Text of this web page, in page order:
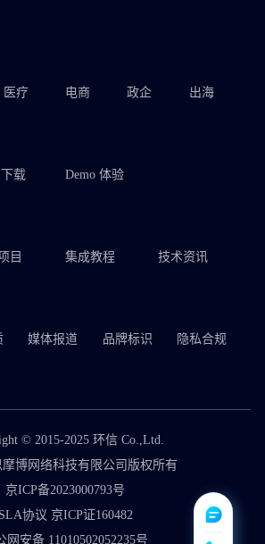
医疗 电商 政企 出海
载 Demo 体验
目 集成教程 技术资讯
媒体报道 品牌标识
隐私合规
© 2015-2025 环信 Co.,Ltd.
摩博网络科技有限公司版权所有
京ICP备2023000793号
SLA协议 京ICP证160482
网安备 11010502052235号